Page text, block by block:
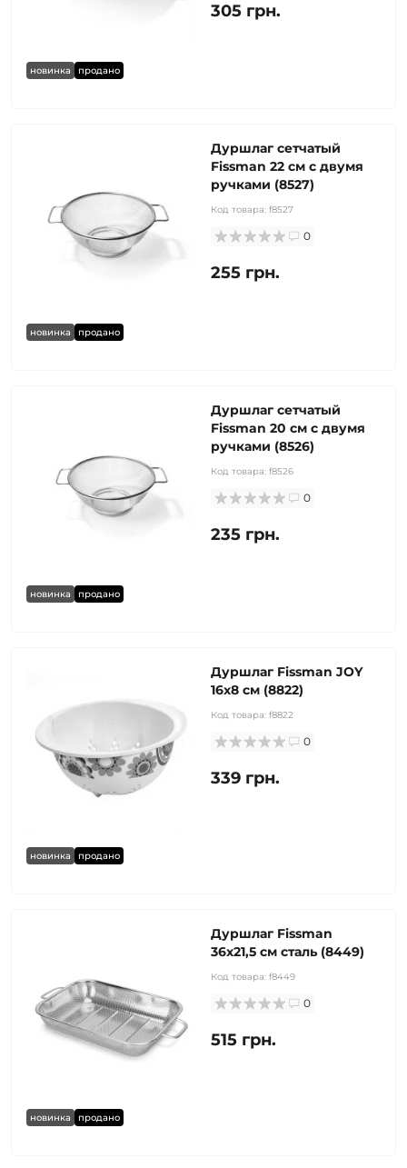
новинка продано
305 грн.
новинка продано
Дуршлаг сетчатый
Fissman 22 см с двумя
ручками (8527)
Код товара: f8527
0
255 грн.
новинка продано
Дуршлаг сетчатый
Fissman 20 см с двумя
ручками (8526)
Код товара: f8526
0
235 грн.
новинка продано
Дуршлаг Fissman JOY
16х8 см (8822)
Код товара: f8822
0
339 грн.
новинка продано
Дуршлаг Fissman
36х21,5 см сталь (8449)
Код товара: f8449
0
515 грн.